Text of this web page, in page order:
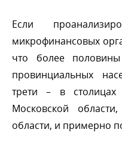
Если
микрофинансовых
что более
провинциальных
трети – в
Московской
области, и примерно